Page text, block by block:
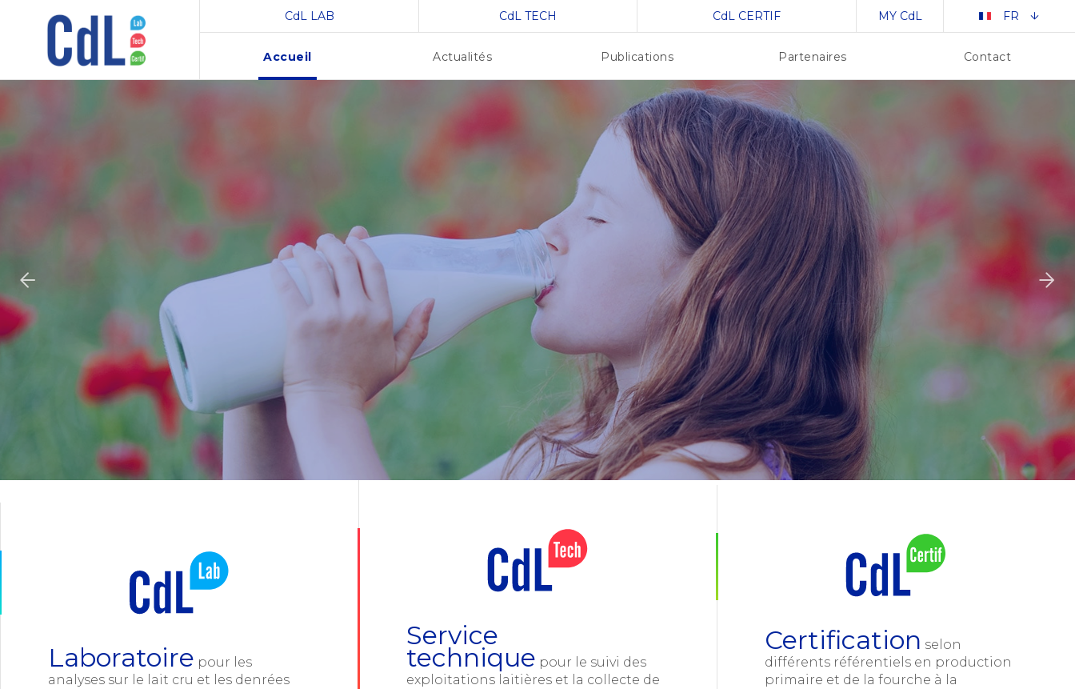
Accueil Actualités Publications Partenaires Contact
CdL LAB CdL TECH CdL CERTIF MY CdL FR
Laboratoire pour les
analyses sur le lait cru et les denrées
Service
technique pour le suivi des
exploitations laitières et la collecte de
Certification selon
différents référentiels en production
primaire et de la fourche à la